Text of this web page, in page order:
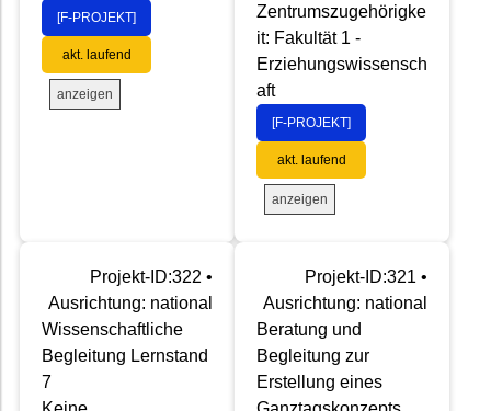
[F-PROJEKT]
akt. laufend
anzeigen
Zentrumszugehörigke
it: Fakultät 1 -
Erziehungswissensch
aft
[F-PROJEKT]
akt. laufend
anzeigen
Projekt-ID:322 •
Ausrichtung: national
Wissenschaftliche
Begleitung Lernstand
7
Projekt-ID:321 •
Ausrichtung: national
Beratung und
Begleitung zur
Erstellung eines